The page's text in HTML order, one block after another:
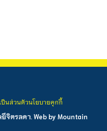
จิตรลดา. Web by Mountain
ป็นส่วนตัวนโยบายคุกกี้